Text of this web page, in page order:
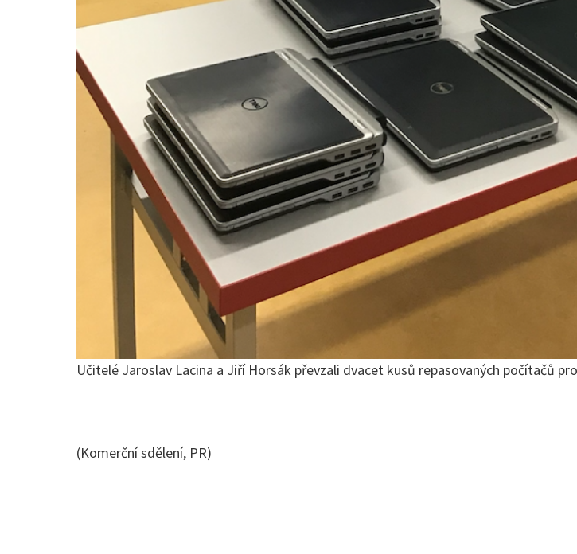
Učitelé Jaroslav Lacina a Jiří Horsák převzali dvacet kusů repasovaných počítačů
(Komerční sdělení, PR)